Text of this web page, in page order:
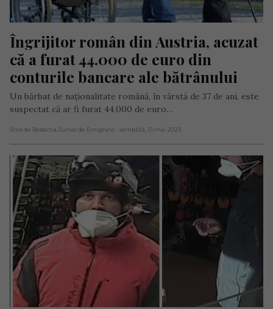
Îngrijitor român din Austria, acuzat
că a furat 44.000 de euro din
conturile bancare ale bătrânului
Un bărbat de naționalitate română, în vârstă de 37 de ani, este
suspectat că ar fi furat 44.000 de euro…
Scris de Redacția Jurnal de Emigrant - sâmbătă, 13 mai 2023